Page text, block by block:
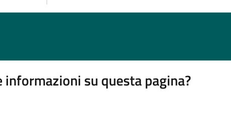
informazioni su questa pagina?